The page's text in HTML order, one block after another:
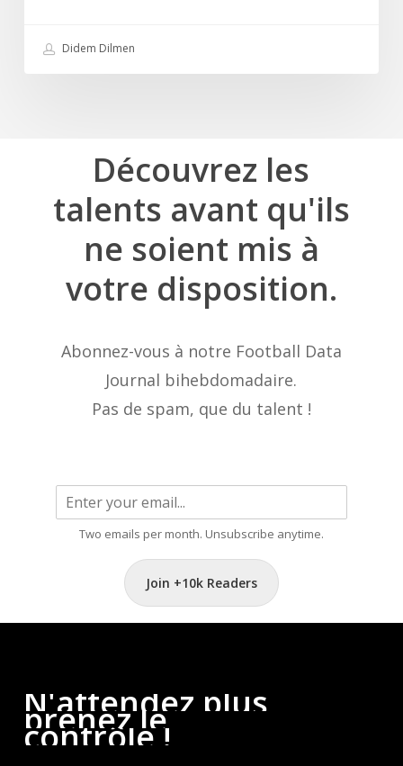
Didem Dilmen
Découvrez les
talents avant qu'ils
ne soient mis à
votre disposition.
Abonnez-vous à notre Football Data
Journal bihebdomadaire.
Pas de spam, que du talent !
Two emails per month. Unsubscribe anytime.
Join +10k Readers
N'attendez plus,
prenez le
contrôle!